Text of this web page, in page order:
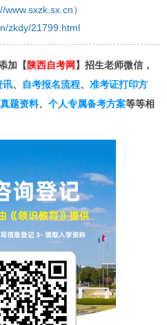
www.sxzk.sx.cn ）
zkdy/21799.html
加【 陕西自考网 】招生老师微信，
讯、 自考报名流程、 准考证打印方
题资料、 个人专属备考方案等等相